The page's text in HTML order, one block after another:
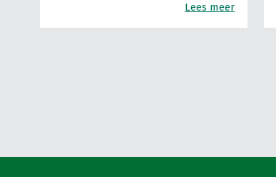
Lees meer